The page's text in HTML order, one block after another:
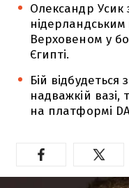
Олександр Усик
нідерландським
Верховеном у
Єгипті.
Бій
надважкій вазі,
на платформі